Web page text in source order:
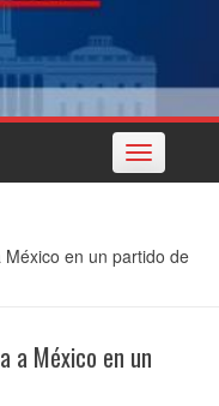
Toggle
navigation
en un partido de
a México en un